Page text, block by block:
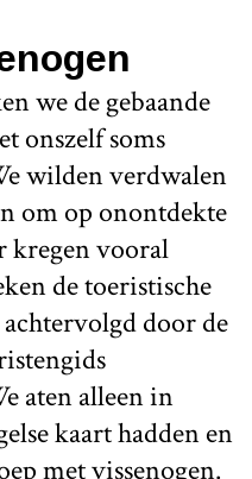
we de gebaande
onszelf soms
wilden verdwalen
om op onontdekte
kregen vooral
de toeristische
door de
aten alleen in
kaart hadden en
met vissenogen.